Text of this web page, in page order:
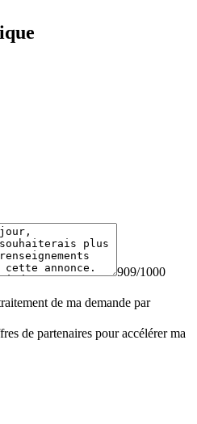
909/1000
de ma demande par
de partenaires pour accélérer ma